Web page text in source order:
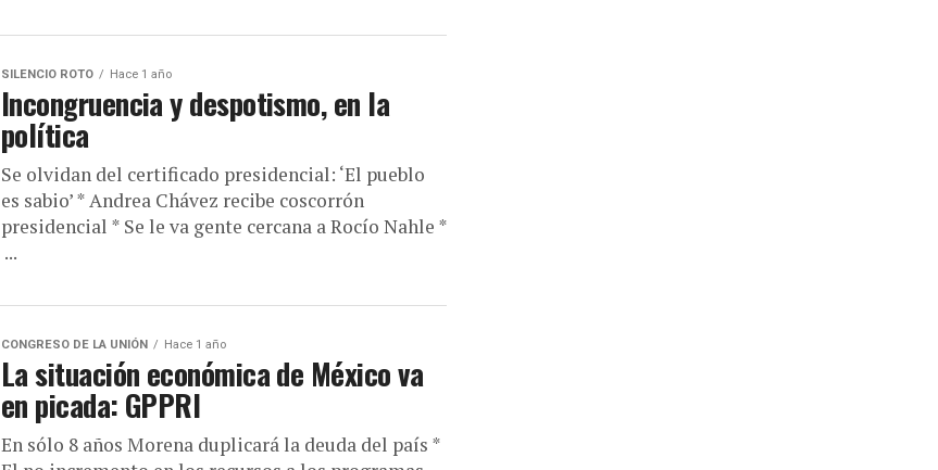
SILENCIO ROTO Hace 1 año
Incongruencia y despotismo, en la
política
Se olvidan del certificado presidencial: ‘El pueblo
es sabio’ * Andrea Chávez recibe coscorrón
presidencial * Se le va gente cercana a Rocío Nahle *
...
CONGRESO DE LA UNIÓN Hace 1 año
La situación económica de México va
en picada: GPPRI
En sólo 8 años Morena duplicará la deuda del país *